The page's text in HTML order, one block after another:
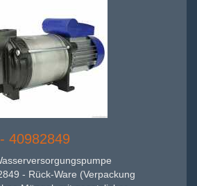
40982849
- Rück-Ware (Verpackung